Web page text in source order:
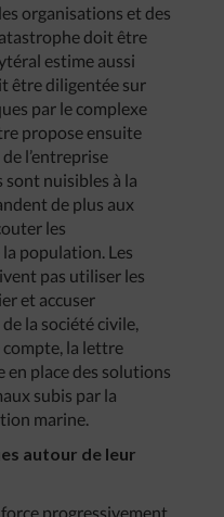
organisations et des
doit être
estime aussi
être diligentée sur
par le complexe
propose ensuite
l’entreprise
sont nuisibles à la
de plus aux
les
population. Les
pas utiliser les
et accuser
la société civile,
la lettre
en place des solutions
subis par la
marine.
autour de leur
progressivement